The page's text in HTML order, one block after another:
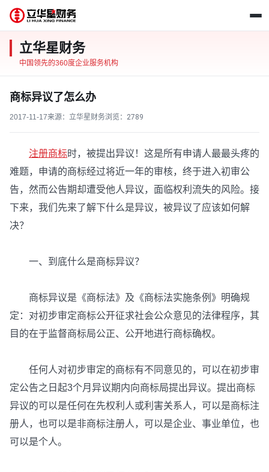
立华星财务
中国领先的360度企业服务机构
商标异议了怎么办
2017-11-17来源：立华星财务浏览： 2789
注册商标时，被提出异议！这是所有申请人最最头疼的
难题，申请的商标经过将近一年的审核，终于进入初审公
告，然而公告期却遭受他人异议，面临权利流失的风险。接
下来，我们先来了解下什么是异议，被异议了应该如何解
决？
一、到底什么是商标异议？
商标异议是《商标法》及《商标法实施条例》明确规
定：对初步审定商标公开征求社会公众意见的法律程序，其
目的在于监督商标局公正、公开地进行商标确权。
任何人对初步审定的商标有不同意见的，可以在初步审
定公告之日起3个月异议期内向商标局提出异议。提出商标
异议的可以是任何在先权利人或利害关系人，可以是商标注
册人，也可以是非商标注册人，可以是企业、事业单位，也
可以是个人。